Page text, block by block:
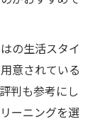
の生活スタイ
意されている
判も参考にし
ーニングを選